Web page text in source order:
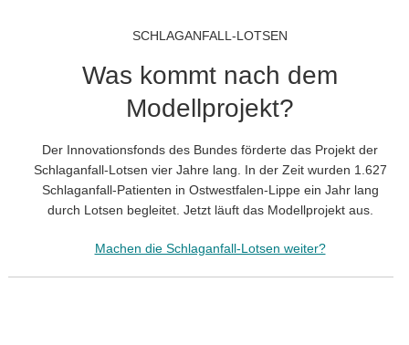
SCHLAGANFALL-LOTSEN
Was kommt nach dem
Modellprojekt?
Der Innovationsfonds des Bundes förderte das Projekt der
Schlaganfall-Lotsen vier Jahre lang. In der Zeit wurden 1.627
Schlaganfall-Patienten in Ostwestfalen-Lippe ein Jahr lang
durch Lotsen begleitet. Jetzt läuft das Modellprojekt aus.
Machen die Schlaganfall-Lotsen weiter?